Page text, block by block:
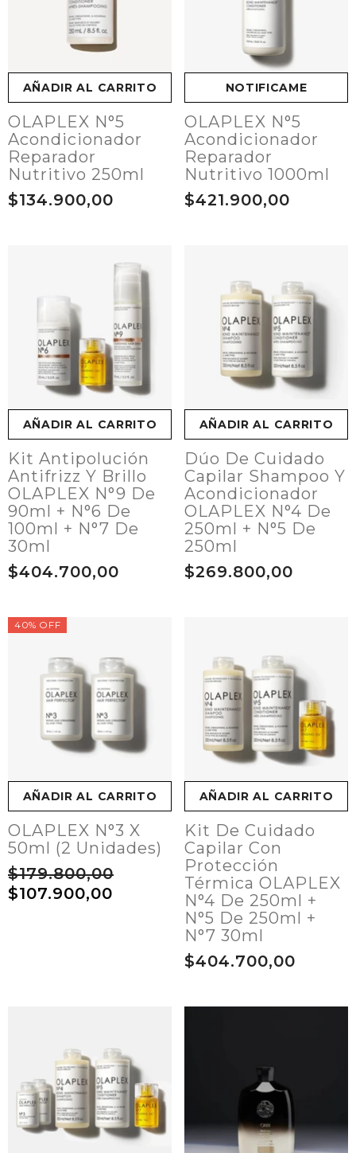
AÑADIR AL CARRITO
OLAPLEX N°5
Acondicionador
Reparador
Nutritivo 250ml
$134.900,00
NOTIFICAME
OLAPLEX N°5
Acondicionador
Reparador
Nutritivo 1000ml
$421.900,00
AÑADIR AL CARRITO
Kit Antipolución
Antifrizz Y Brillo
OLAPLEX N°9 De
90ml + N°6 De
100ml + N°7 De
30ml
$404.700,00
AÑADIR AL CARRITO
Dúo De Cuidado
Capilar Shampoo Y
Acondicionador
OLAPLEX N°4 De
250ml + N°5 De
250ml
$269.800,00
40% OFF
AÑADIR AL CARRITO
OLAPLEX N°3 X
50ml (2 Unidades)
$179.800,00
$107.900,00
AÑADIR AL CARRITO
Kit De Cuidado
Capilar Con
Protección
Térmica OLAPLEX
N°4 De 250ml +
N°5 De 250ml +
N°7 30ml
$404.700,00